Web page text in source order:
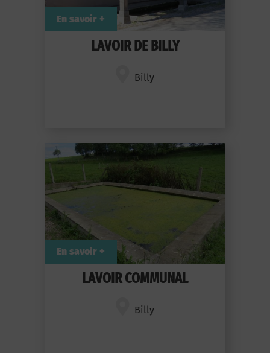
LAVOIR DE BILLY
Billy
En savoir +
LAVOIR COMMUNAL
Billy
En savoir +